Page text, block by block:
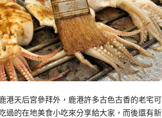
港天后宮參拜外，鹿港許多古色古香的老宅可
過的在地美食小吃來分享給大家，而後還有新